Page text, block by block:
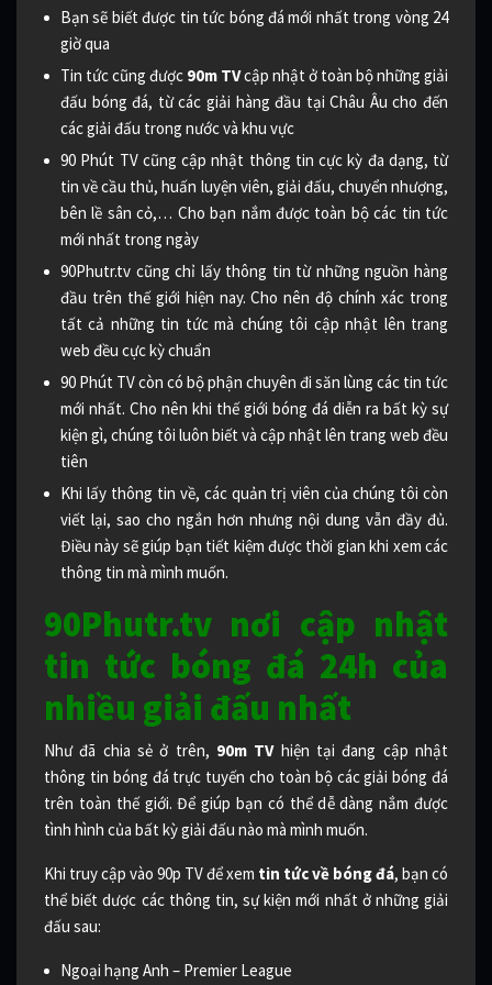
Bạn sẽ biết được tin tức bóng đá mới nhất trong vòng 24
giờ qua
Tin tức cũng được 90m TVcập nhật ở toàn bộ những giải
đấu bóng đá, từ các giải hàng đầu tại Châu Âu cho đến
các giải đấu trong nước và khu vực
90 Phút TV cũng cập nhật thông tin cực kỳ đa dạng, từ
tin về cầu thủ, huấn luyện viên, giải đấu, chuyển nhượng,
bên lề sân cỏ,… Cho bạn nắm được toàn bộ các tin tức
mới nhất trong ngày
90Phutr.tv cũng chỉ lấy thông tin từ những nguồn hàng
đầu trên thế giới hiện nay. Cho nên độ chính xác trong
tất cả những tin tức mà chúng tôi cập nhật lên trang
web đều cực kỳ chuẩn
90 Phút TV còn có bộ phận chuyên đi săn lùng các tin tức
mới nhất. Cho nên khi thế giới bóng đá diễn ra bất kỳ sự
kiện gì, chúng tôi luôn biết và cập nhật lên trang web đều
tiên
Khi lấy thông tin về, các quản trị viên của chúng tôi còn
viết lại, sao cho ngắn hơn nhưng nội dung vẫn đầy đủ.
Điều này sẽ giúp bạn tiết kiệm được thời gian khi xem các
thông tin mà mình muốn.
90Phutr.tv nơi cập nhật
tin tức bóng đá 24h của
nhiều giải đấu nhất
Như đã chia sẻ ở trên, 90m TV hiện tại đang cập nhật
thông tin bóng đá trực tuyến cho toàn bộ các giải bóng đá
trên toàn thế giới. Để giúp bạn có thể dễ dàng nắm được
tình hình của bất kỳ giải đấu nào mà mình muốn.
Khi truy cập vào 90p TV để xem tin tức về bóng đá, bạn có
thể biết dược các thông tin, sự kiện mới nhất ở những giải
đấu sau:
Ngoại hạng Anh – Premier League